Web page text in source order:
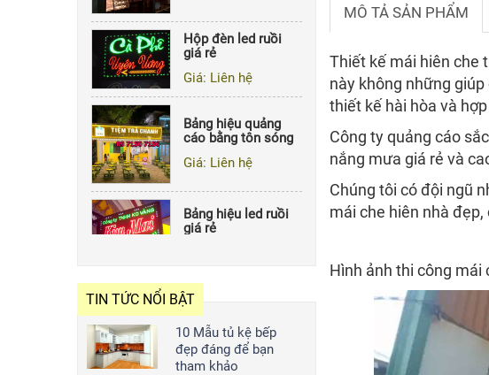
MÔ TẢ SẢN PHẨM
Thiết kế mái hiên che
này không những
thiết kế hài hòa và hợp
Công ty quảng cáo
nắng mưa giá rẻ và
Chúng tôi có đội ngũ
mái che hiên nhà
Hình ảnh thi công mái
giá rẻ
Giá: Liên hệ
Giá: Liên hệ
giá rẻ
Giá: Liên hệ
nổi giá rẻ
Giá: Liên hệ
TIN TỨC NỔI BẬT
10 Mẫu tủ kệ bếp
đẹp đáng để bạn
tham khảo